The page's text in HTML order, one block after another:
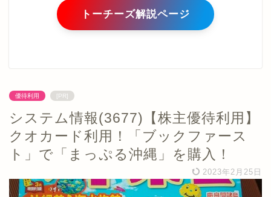
トーチーズ解説ページ
優待利用 [PR]
システム情報(3677)【株主優待利用】
クオカード利用！「ブックファース
ト」で「まっぷる沖縄」を購入！
2023年2月25日